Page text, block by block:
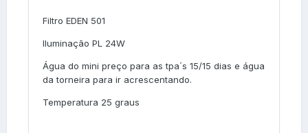
Filtro EDEN 501
Iluminação PL 24W
Água do mini preço para as tpa´s 15/15 dias e água
da torneira para ir acrescentando.
Temperatura 25 graus